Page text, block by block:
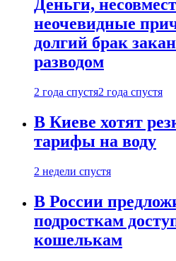
Деньги,
неочевидные
долгий брак
разводом
2 года спустя2 года спустя
В Киеве хотят
тарифы на воду
2 недели спустя
В России
подросткам
кошелькам